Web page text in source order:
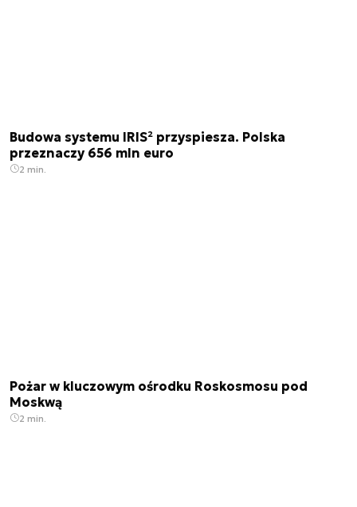
Budowa systemu IRIS² przyspiesza. Polska
przeznaczy 656 mln euro
2 min.
Pożar w kluczowym ośrodku Roskosmosu pod
Moskwą
2 min.